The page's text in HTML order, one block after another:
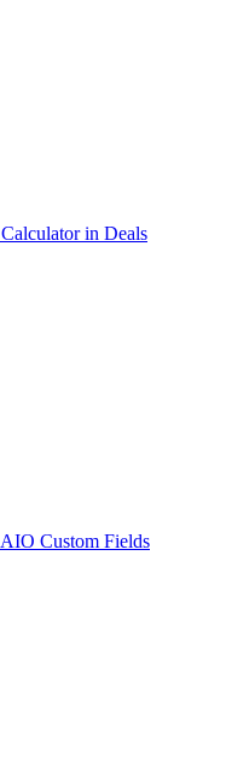
Calculator in Deals
AIO Custom Fields